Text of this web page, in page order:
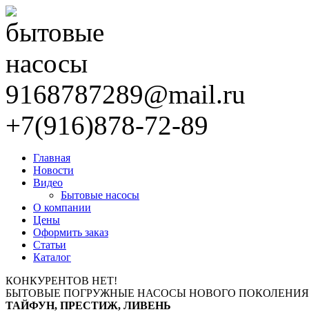
9168787289@mail.ru
+7(916)878-72-89
Главная
Новости
Видео
Бытовые насосы
О компании
Цены
Оформить заказ
Статьи
Каталог
КОНКУРЕНТОВ НЕТ!
БЫТОВЫЕ ПОГРУЖНЫЕ НАСОСЫ НОВОГО
ТАЙФУН, ПРЕСТИЖ, ЛИВЕНЬ